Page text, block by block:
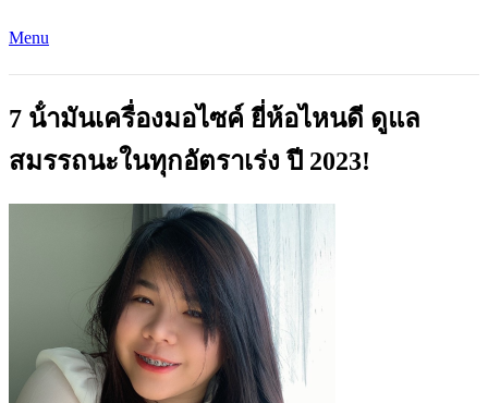
Menu
7 น้ํามันเครื่องมอไซค์ ยี่ห้อไหนดี ดูแล
สมรรถนะในทุกอัตราเร่ง ปี 2023!